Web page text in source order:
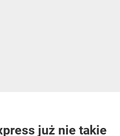
już nie takie